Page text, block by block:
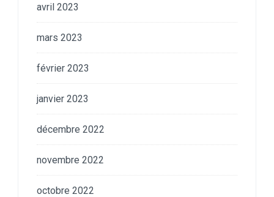
avril 2023
mars 2023
février 2023
janvier 2023
décembre 2022
novembre 2022
octobre 2022